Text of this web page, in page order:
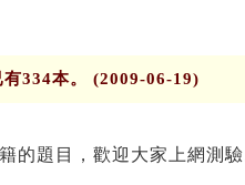
334本。 (2009-06-19)
的題目，歡迎大家上網測驗